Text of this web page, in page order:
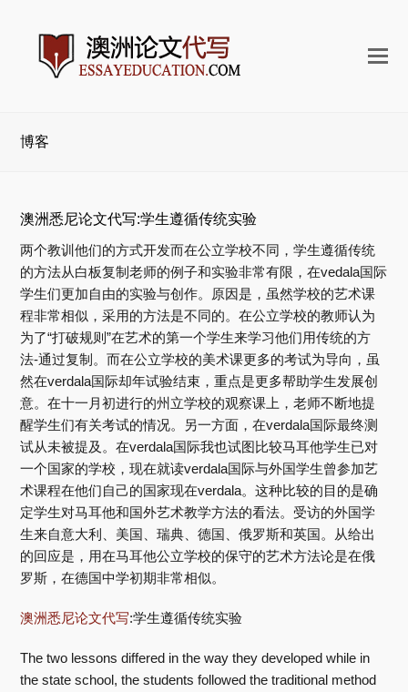
打
博客
澳洲悉尼论文代写:学生遵循传统实验
两个教训他们的方式开发而在公立学校不同，学生遵循传统
的方法从白板复制老师的例子和实验非常有限，在vedala国际
学生们更加自由的实验与创作。原因是，虽然学校的艺术课
程非常相似，采用的方法是不同的。在公立学校的教师认为
为了“打破规则”在艺术的第一个学生来学习他们用传统的方
法-通过复制。而在公立学校的美术课更多的考试为导向，虽
然在verdala国际却年试验结束，重点是更多帮助学生发展创
意。在十一月初进行的州立学校的观察课上，老师不断地提
醒学生们有关考试的情况。另一方面，在verdala国际最终测
试从未被提及。在verdala国际我也试图比较马耳他学生已对
一个国家的学校，现在就读verdala国际与外国学生曾参加艺
术课程在他们自己的国家现在verdala。这种比较的目的是确
定学生对马耳他和国外艺术教学方法的看法。受访的外国学
生来自意大利、美国、瑞典、德国、俄罗斯和英国。从给出
的回应是，用在马耳他公立学校的保守的艺术方法论是在俄
罗斯，在德国中学初期非常相似。
澳洲悉尼论文代写:学生遵循传统实验
The two lessons differed in the way they developed while in
the state school, the students followed the traditional method